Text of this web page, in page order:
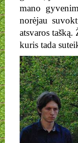
mano
norėjau
atsvaros
kuris tada